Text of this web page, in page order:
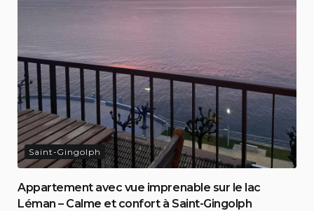
Saint-Gingolph
Appartement avec vue imprenable sur le lac
Léman – Calme et confort à Saint-Gingolph